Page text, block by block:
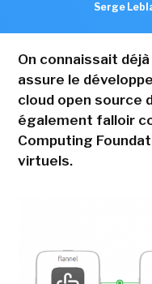
Serge
On connaissait
assure le
cloud open source
également falloir
Computing
virtuels.